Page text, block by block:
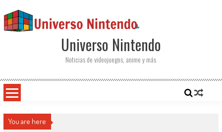
Universo Nintendo
Noticias de videojuegos, anime y más
You are here